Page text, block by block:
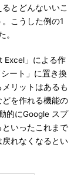
とどんないいこ
こうした例の1
。
」による作
ート」に置き換
リットはあるも
を作れる機能の
的にGoogle スプ
いったこれまで
れなくなるとい